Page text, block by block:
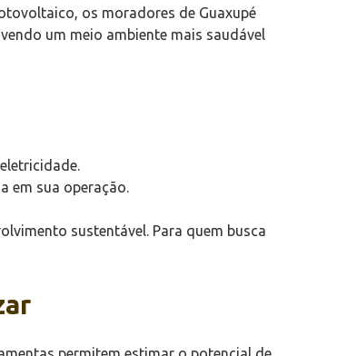
os moradores de Guaxupé
um meio ambiente mais saudável
em sua operação.
sustentável. Para quem busca